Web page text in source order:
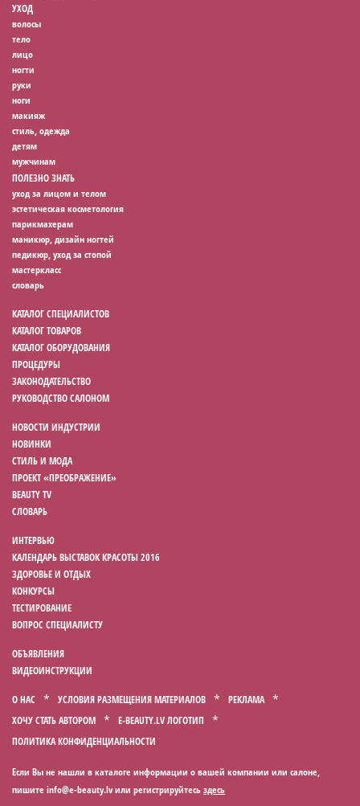
УХОД
волосы
тело
лицо
ногти
руки
ноги
макияж
стиль, одежда
детям
мужчинам
ПОЛЕЗНО ЗНАТЬ
уход за лицом и телом
эстетическая косметология
парикмахерам
маникюр, дизайн ногтей
педикюр, уход за стопой
мастеркласс
словарь
КАТАЛОГ СПЕЦИАЛИСТОВ
КАТАЛОГ ТОВАРОВ
КАТАЛОГ ОБОРУДОВАНИЯ
ПРОЦЕДУРЫ
ЗАКОНОДАТЕЛЬСТВО
РУКОВОДСТВО САЛОНОМ
НОВОСТИ ИНДУСТРИИ
НОВИНКИ
СТИЛЬ И МОДА
ПРОЕКТ «ПРЕОБРАЖЕНИЕ»
BEAUTY TV
СЛОВАРЬ
ИНТЕРВЬЮ
КАЛЕНДАРЬ ВЫСТАВОК КРАСОТЫ 2016
ЗДОРОВЬЕ И ОТДЫХ
КОНКУРСЫ
ТЕСТИРОВАНИЕ
ВОПРОС СПЕЦИАЛИСТУ
ОБЪЯВЛЕНИЯ
ВИДЕОИНСТРУКЦИИ
О НАС УСЛОВИЯ РАЗМЕЩЕНИЯ МАТЕРИАЛОВ
РЕКЛАМА
ХОЧУ СТАТЬ АВТОРОМ
E-BEAUTY.LV ЛОГОТИП
ПОЛИТИКА КОНФИДЕНЦИАЛЬНОСТИ
Если Вы не нашли в каталоге информации о вашей компании или салоне,
пишите
или регистрируйтесьздесь